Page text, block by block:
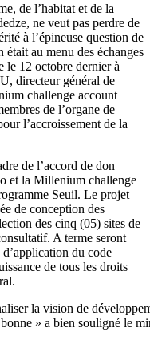
de l’habitat et de la
ne veut pas perdre de
à l’épineuse question de
au menu des échanges
le 12 octobre dernier à
directeur général de
challenge account
de l’organe de
l’accroissement de la
de l’accord de don
et la Millenium challenge
Seuil. Le projet
de conception des
des cinq (05) sites de
A terme seront
du code
de tous les droits
la vision de
» a bien souligné le